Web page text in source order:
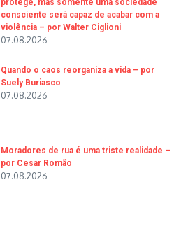
consciente será capaz de acabar com a
violência – por Walter Ciglioni
07.08.2026
Quando o caos reorganiza a vida – por
Suely Buriasco
07.08.2026
Moradores de rua é uma triste realidade –
por Cesar Romão
07.08.2026